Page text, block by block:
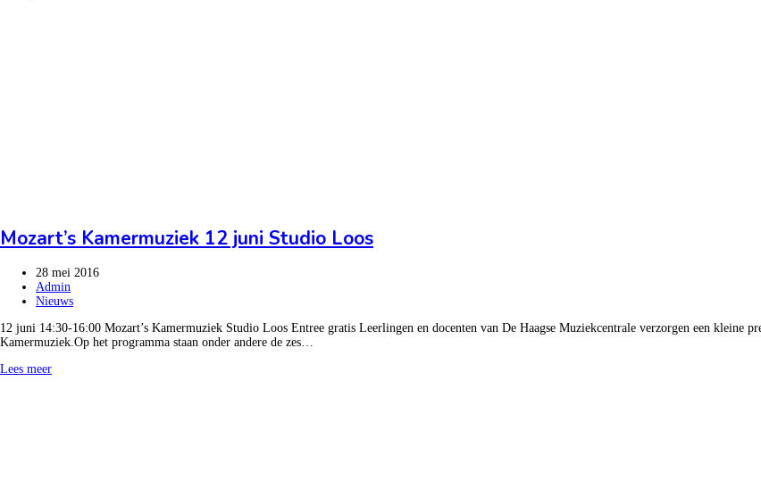
Mozart’s Kamermuziek 12 juni Studio Loos
28 mei 2016
Admin
Nieuws
12 juni 14:30-16:00 Mozart’s Kamermuziek Studio Loos Entree gratis Leerlingen en docenten van De Haagse Muziekcentrale verzorgen een kleine
Kamermuziek.Op het programma staan onder andere de zes…
Lees meer